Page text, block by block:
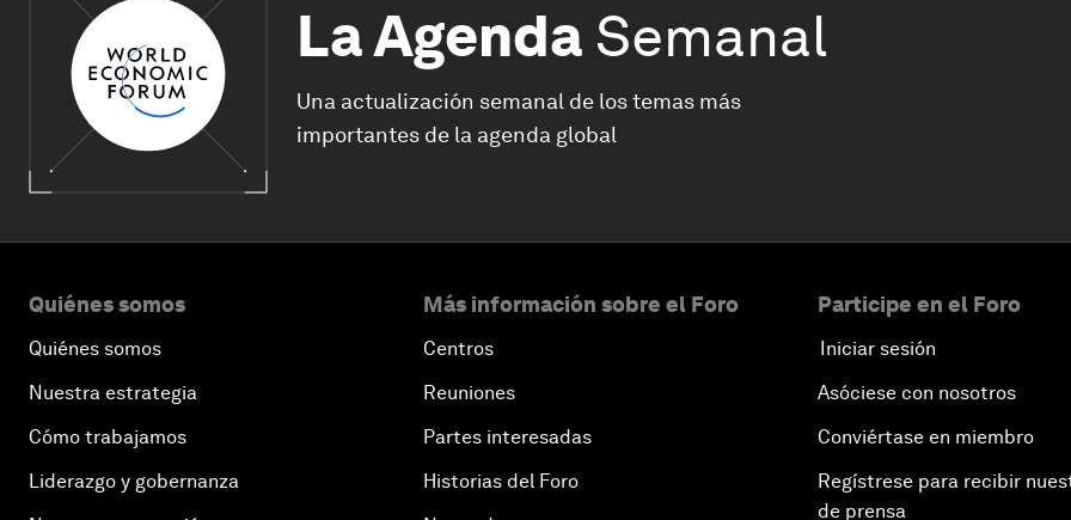
La Agenda Semanal
Una actualización semanal de los temas más
importantes de la agenda global
Quiénes somos
Quiénes somos
Nuestra estrategia
Cómo trabajamos
Liderazgo y gobernanza
Más información sobre el Foro
Centros
Reuniones
Partes interesadas
Historias del Foro
Participe en el Foro
Iniciar sesión
Asóciese con nosotros
Conviértase en miembro
Regístrese para recibir
de prensa